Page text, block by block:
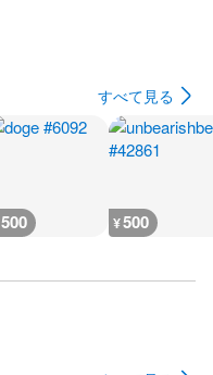
すべて見る
500 ¥500